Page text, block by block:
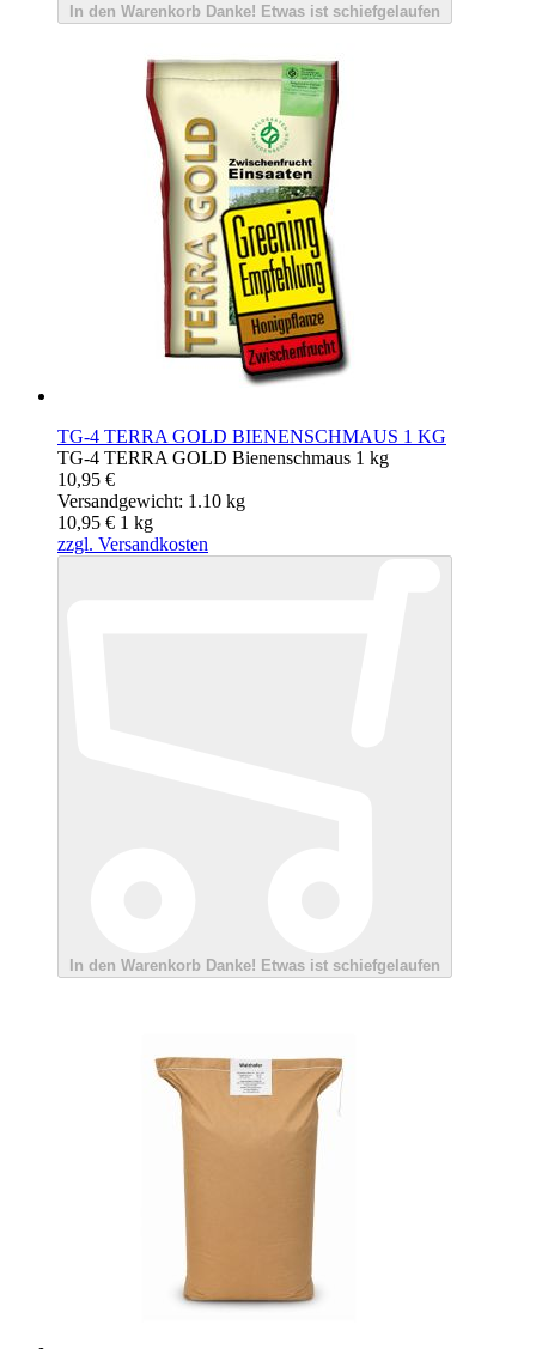
In den Warenkorb Danke! Etwas ist schiefgelaufen
TG-4 TERRA GOLD BIENENSCHMAUS 1 KG
TG-4 TERRA GOLD Bienenschmaus 1 kg
10,95 €
Versandgewicht: 1.10 kg
10,95 € 1 kg
zzgl. Versandkosten
In den Warenkorb Danke! Etwas ist schiefgelaufen